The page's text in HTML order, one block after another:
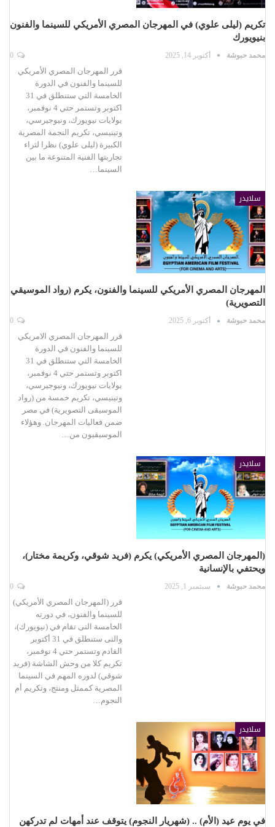
تكريم (ليلى علوي) في المهرجان المصري الأمريكي للسينما والفنون
بنيويورك
محمد حبوشة أكتوبر 14, 2025
قرر المهرجان المصري الأمريكي
للسينما والفنون في الدورة
الخامسة التي ستنطلق في 31
اكتوبر وتستمر حتي 4 نوفمبر،
بولايات نيويورك، ونيوجيرسي،
وتينيسي، تكريم النجمة المصرية
الكبيرة (ليلى علوي) نظرا لثراء
تجاربتها الفنية المتنوعة ما بين
السينما…
سلايدر
المهرجان المصري الأمريكي للسينما والفنون، يكرم (رواد الموسيقي
التصويرية)
محمد حبوشة أكتوبر 6, 2025
قرر المهرجان المصري الامريكي
للسينما والفنون في الدورة
الخامسة التي ستنطلق في 31
اكتوبر وتستمر حتي 4 نوفمبر،
بولايات نيويورك، ونيوجيرسي،
وتينيسي، تكريم خمسة من (رواد
الموسيقى التصويرية) في مصر
ضمن فعاليات المهرجان. وهؤلاء
الموسيقيون من…
سلايدر
(المهرجان المصري الأمريكي) يكرم (فريد شوقي، وكريمة مختار)،
ويحتفي بالإنسانية
محمد حبوشة سبتمبر 1, 2025
قرر (المهرجان المصري الأمريكي)
للسينما والفنون، في دورته
الخامسة التى تقام في (نيويورك)،
والتى ستنطلق في 31 أكتوبر
القادم وتستمر حتي 4 نوفمبر،
تكريم كلا من وحش الشاشة (فريد
شوقي) لدوره المهم في السينما
المصرية كممثل ومنتج، وتكريم أم
النجوم…
سلايدر
في يوم عيد (الأم) .. (شهريار النجوم) يتوقف عند أمهات لم تدركهن